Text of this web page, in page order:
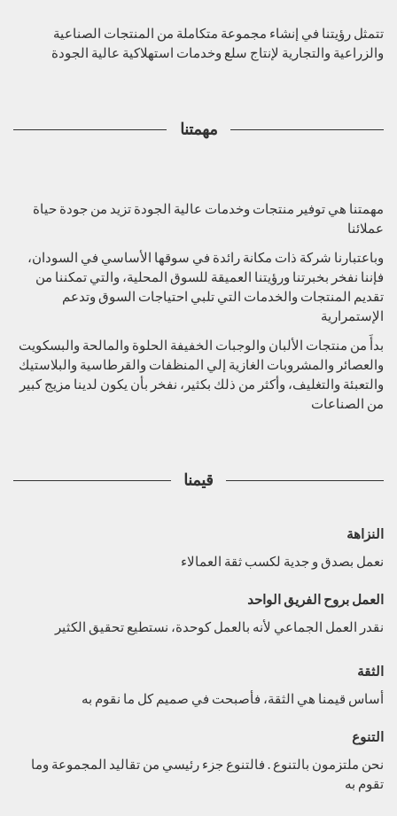
تتمثل رؤيتنا في إنشاء مجموعة متكاملة من المنتجات الصناعية
والزراعية والتجارية لإنتاج سلع وخدمات استهلاكية عالية الجودة
مهمتنا
مهمتنا هي توفير منتجات وخدمات عالية الجودة تزيد من جودة حياة
عملائنا
وباعتبارنا شركة ذات مكانة رائدة في سوقها الأساسي في السودان،
فإننا نفخر بخبرتنا ورؤيتنا العميقة للسوق المحلية، والتي تمكننا من
تقديم المنتجات والخدمات التي تلبي احتياجات السوق وتدعم
الإستمرارية
بدأَ من منتجات الألبان والوجبات الخفيفة الحلوة والمالحة والبسكويت
والعصائر والمشروبات الغازية إلي المنظفات والقرطاسية والبلاستيك
والتعبئة والتغليف، وأكثر من ذلك بكثير، نفخر بأن يكون لدينا مزيج كبير
من الصناعات
قيمنا
النزاهة
نعمل بصدق و جدية لكسب ثقة العمالاء
العمل بروح الفريق الواحد
نقدر العمل الجماعي لأنه بالعمل كوحدة، نستطيع تحقيق الكثير
الثقة
أساس قيمنا هي الثقة، فأصبحت في صميم كل ما نقوم به
التنوع
نحن ملتزمون بالتنوع . فالتنوع جزء رئيسي من تقاليد المجموعة وما
تقوم به